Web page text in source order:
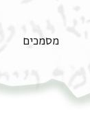
מסמכים